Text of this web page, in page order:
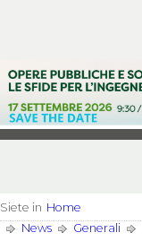
Siete in Home
News
Generali